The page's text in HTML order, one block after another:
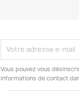
Vous pouvez vous
informations de contact